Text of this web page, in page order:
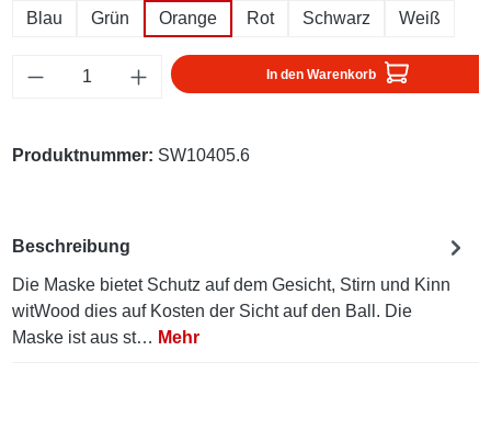
Blau Grün Orange Rot Schwarz Weiß
Produkt Anzahl: Gib den gewünschten
In den Warenkorb
Produktnummer: SW10405.6
Beschreibung
Die Maske bietet Schutz auf dem Gesicht, Stirn und Kinn
witWood dies auf Kosten der Sicht auf den Ball. Die
Maske ist aus st… Mehr